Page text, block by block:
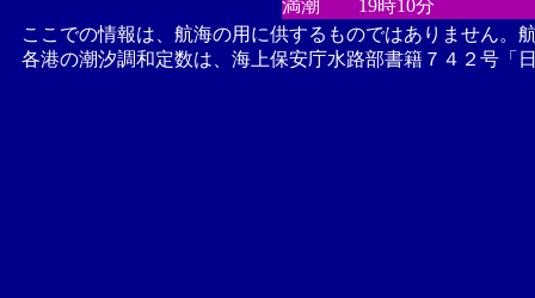
満潮
19時10分
ここでの情報は、航海の用に供するものではありません。
各港の潮汐調和定数は、海上保安庁水路部書籍７４２号「